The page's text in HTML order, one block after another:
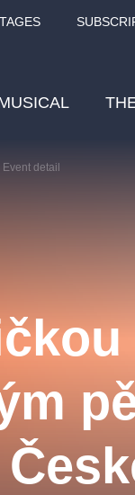
Event detail
HOLKA
44, s.r.o.